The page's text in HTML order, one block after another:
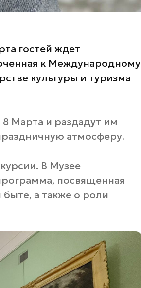
гостей ждет
к Международному
культуры и туризма
8 Марта и раздадут им
атмосферу.
В Музее
посвященная
а также о роли